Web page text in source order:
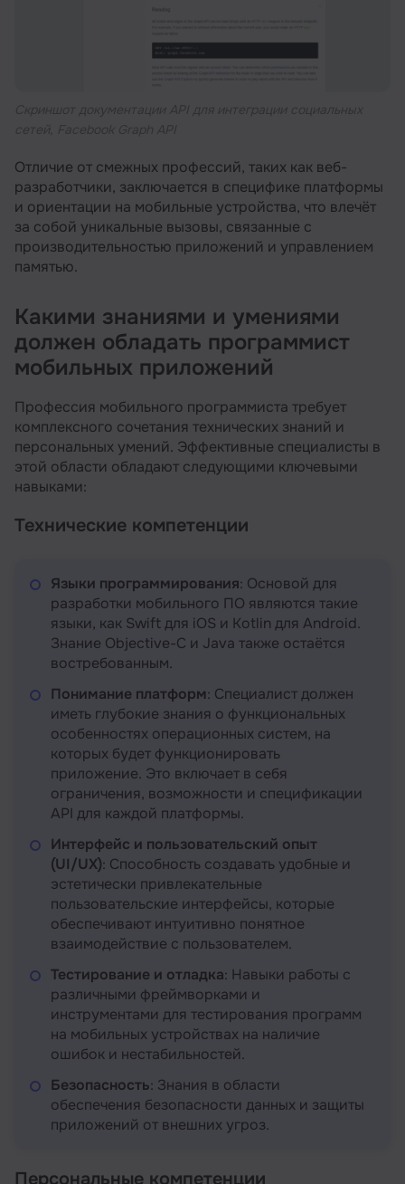
Отличие от смежных профессий, таких как веб-
разработчики, заключается в специфике платформы
и ориентации на мобильные устройства, что влечёт
за собой уникальные вызовы, связанные с
производительностью приложений и управлением
памятью.
Какими знаниями и умениями
должен обладать программист
мобильных приложений
Профессия мобильного программиста требует
комплексного сочетания технических знаний и
персональных умений. Эффективные специалисты в
этой области обладают следующими ключевыми
навыками:
Технические компетенции
Языки программирования: Основой для
разработки мобильного ПО являются такие
языки, как Swift для iOS и Kotlin для Android.
Знание Objective-C и Java также остаётся
востребованным.
Понимание платформ: Специалист должен
иметь глубокие знания о функциональных
особенностях операционных систем, на
которых будет функционировать
приложение. Это включает в себя
ограничения, возможности и спецификации
API для каждой платформы.
Интерфейс и пользовательский опыт
(UI/UX): Способность создавать удобные и
эстетически привлекательные
пользовательские интерфейсы, которые
обеспечивают интуитивно понятное
взаимодействие с пользователем.
Тестирование и отладка: Навыки работы с
различными фреймворками и
инструментами для тестирования программ
на мобильных устройствах на наличие
ошибок и нестабильностей.
Безопасность: Знания в области
обеспечения безопасности данных и защиты
приложений от внешних угроз.
Персональные компетенции